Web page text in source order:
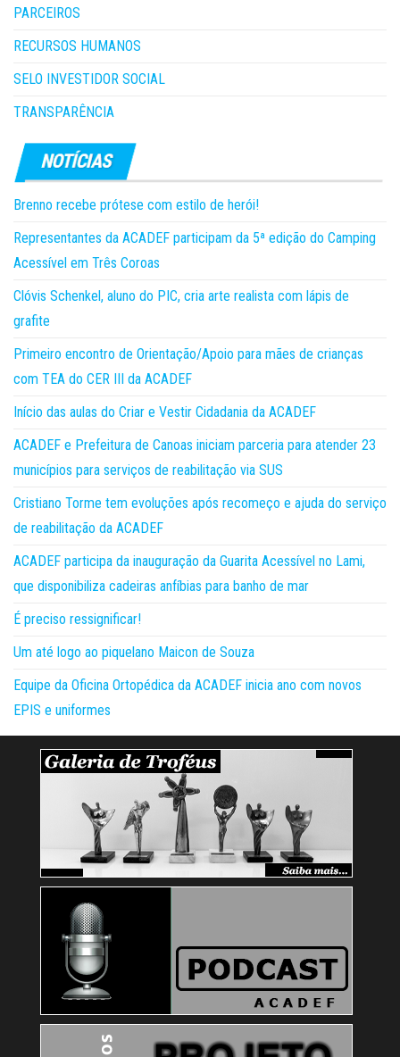
PARCEIROS
RECURSOS HUMANOS
SELO INVESTIDOR SOCIAL
TRANSPARÊNCIA
Brenno recebe prótese com estilo de herói!
Representantes da ACADEF participam da 5ª edição do Camping
Acessível em Três Coroas
Clóvis Schenkel, aluno do PIC, cria arte realista com lápis de
grafite
Primeiro encontro de Orientação/Apoio para mães de crianças
com TEA do CER III da ACADEF
Início das aulas do Criar e Vestir Cidadania da ACADEF
ACADEF e Prefeitura de Canoas iniciam parceria para atender 23
municípios para serviços de reabilitação via SUS
Cristiano Torme tem evoluções após recomeço e ajuda do serviço
de reabilitação da ACADEF
ACADEF participa da inauguração da Guarita Acessível no Lami,
que disponibiliza cadeiras anfíbias para banho de mar
É preciso ressignificar!
Um até logo ao piquelano Maicon de Souza
Equipe da Oficina Ortopédica da ACADEF inicia ano com novos
EPIS e uniformes